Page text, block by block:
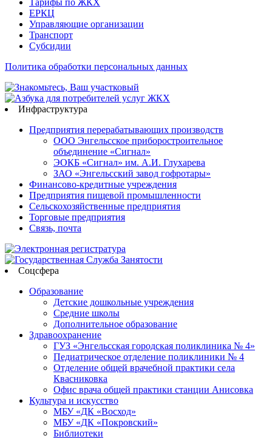
ЕРКЦ
Управляющие организации
Транспорт
Субсидии
Политика обработки персональных данных
Инфраструктура
Предприятия перерабатывающих производств
ООО Энгельсское приборостроительное
объединение «Сигнал»
ЭОКБ «Сигнал» им. А.И. Глухарева
ЗАО «Энгельсский завод гофротары»
Финансово-кредитные учреждения
Предприятия пищевой промышленности
Сельскохозяйственные предприятия
Торговые предприятия
Связь, почта
Соцсфера
Образование
Детские дошкольные учреждения
Средние школы
Дополнительное образование
Здравоохранение
ГУЗ «Энгельсская городская поликлиника № 4»
Педиатрическое отделение поликлиники № 4
Отделение общей врачебной практики села
Квасниковка
Офис врача общей практики станции Анисовка
Культура и искусство
МБУ «ДК «Восход»
МБУ «ДК «Покровский»
Библиотеки